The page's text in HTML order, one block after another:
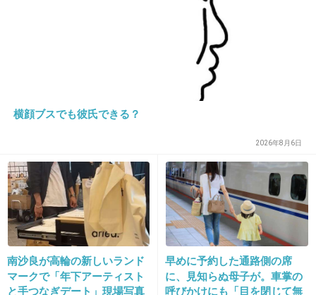
仮に今の時点では五輪に絡むことが決まってな
いとしても、ものすごいアピールしてるよねｗ
僕たちこんなにTOKYOを世界に発信してますよ
ー貢献してますよーって声が聞こえてくるよう
だわｗ
出典：pbs.twimg.com
+881 -28
横顔ブスでも彼氏できる？
2026年8月6日
南沙良が高輪の新しいランド
マークで「年下アーティスト
と手つなぎデート」現場写真
早めに予約した通路側の席
に、見知らぬ母子が。車掌の
呼びかけにも「目を閉じて無